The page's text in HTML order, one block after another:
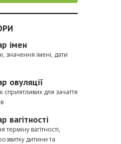
імен
значення імені, дати
овуляції
сприятливих для зачаття
вагітності
терміну вагітності,
дитини та